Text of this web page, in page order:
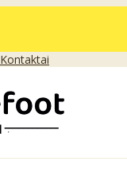
Kontaktai